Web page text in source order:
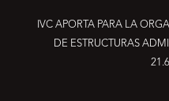
IVC APORTA PARA LA
DE ESTRUCTURAS